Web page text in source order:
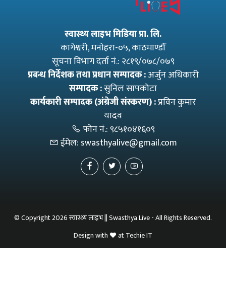
स्वास्थ्य लाइभ मिडिया प्रा. लि.
कागेश्वरी, मनाेहरा-०५, काठमाण्डौँ
सूचना विभाग दर्ता नं.: २८१९/०७८/०७९
प्रबन्ध निर्देशक तथा प्रधान सम्पादक :अर्जुन अधिकारी
सम्पादक :सुनिल सापकोटा
कार्यकारी सम्पादक (अंग्रेजी संस्करण) :प्रविन कुमार
यादव
फोन नं.:९८५१०४१६०९
ईमेल: swasthyalive@gmail.com
© Copyright 2026 स्वास्थ्य लाइभ || Swasthya Live - All Rights Reserved.
Design with
atTechie IT